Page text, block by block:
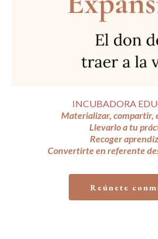
INCUBADORA
Materializar, compartir,
Llevarlo a tu
Recoger
Convertirte en referente
Reúnete